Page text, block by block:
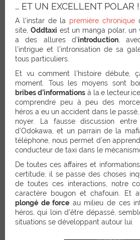
… ET UN EXCELLENT POLAR !
A l’instar de la première chronique
site, Oddtaxi est un manga polar, un
a des allures d’introduction,
l’intrigue et l’intronisation de sa
tous particuliers.
Et vu comment l’histoire débute,
moment. Tous les moyens sont
bribes d’informations à la.e
comprendre peu à peu des
héros a eu un accident dans le
noyer. La fausse discussion
d’Odokawa, et un parrain de la
téléphone, nous permet d’en
conducteur de taxi dans le
De toutes ces affaires et
certitude, il se passe des choses
de toutes ces interactions, notre
caractère bougon et chafouin. Et
plongé de force au milieu de ces
héros, qui loin d’être dépassé,
situations se développant autour lui.